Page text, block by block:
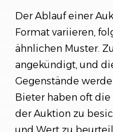
Der Ablauf einer
Format variieren,
ähnlichen Muster.
angekündigt, und
Gegenstände
Bieter haben oft
der Auktion zu